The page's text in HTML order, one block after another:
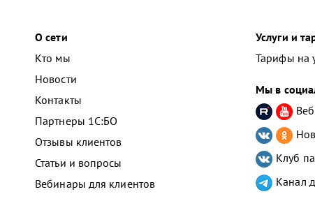
О сети
Кто мы
Новости
Контакты
Партнеры 1С:БО
Отзывы клиентов
Статьи и вопросы
Вебинары для клиентов
Услуги и
Тарифы на
Мы в
Клуб
Канал